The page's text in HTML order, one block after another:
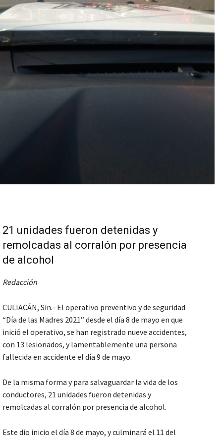
21 unidades fueron detenidas y
remolcadas al corralón por presencia
de alcohol
Redacción
CULIACÁN, Sin.- El operativo preventivo y de seguridad
“Día de las Madres 2021” desde el día 8 de mayo en que
inició el operativo, se han registrado nueve accidentes,
con 13 lesionados, y lamentablemente una persona
fallecida en accidente el día 9 de mayo.
De la misma forma y para salvaguardar la vida de los
conductores, 21 unidades fueron detenidas y
remolcadas al corralón por presencia de alcohol.
Este dio inicio el día 8 de mayo, y culminará el 11 del